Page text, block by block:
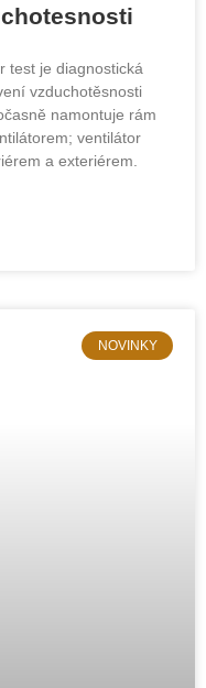
test je diagnostická
vzduchotěsnosti
namontuje rám
ventilátor
a exteriérem.
NOVINKY